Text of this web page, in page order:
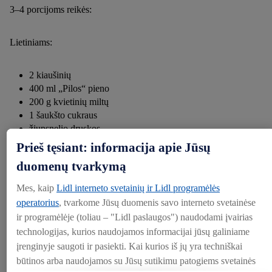
3–4 porcijoms reikės:
Lietiniams:
2 kiaušinių
400 ml „Pilos“ pieno
200 g kvietinių miltų
1 šaukšto cukraus
žiupsnelio druskos
3 šaukštų aliejaus
Šlakelio aliejaus kepimui
Įdarui:
300 g „Pilos“ varškės
1–2 šaukštų cukraus
1 šaukštelio cinamono
Prieš tęsiant: informacija apie Jūsų
duomenų tvarkymą
Mes, kaip Lidl interneto svetainių ir Lidl programėlės
operatorius, tvarkome Jūsų duomenis savo interneto svetainėse
ir programėlėje (toliau – "Lidl paslaugos") naudodami įvairias
technologijas, kurios naudojamos informacijai jūsų galiniame
įrenginyje saugoti ir pasiekti. Kai kurios iš jų yra techniškai
būtinos arba naudojamos su Jūsų sutikimu patogiems svetainės